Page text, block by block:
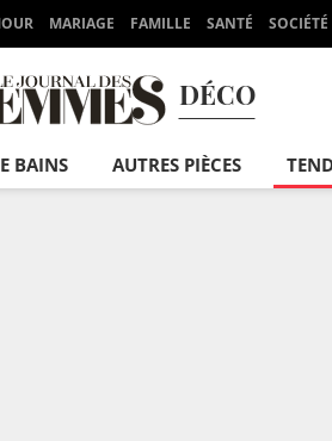
MARIAGE FAMILLE SANTÉ SOCIÉTÉ
DÉCO
BAINS AUTRES PIÈCES